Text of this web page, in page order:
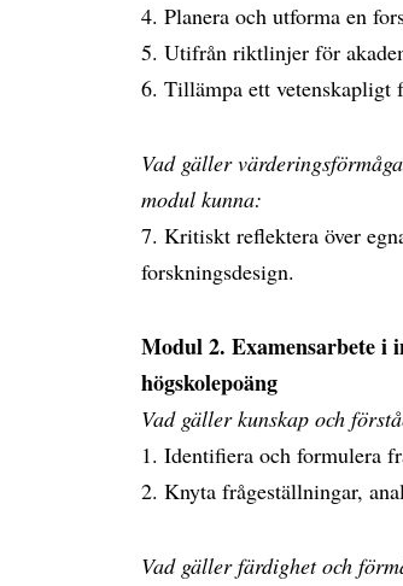
4. Planera och utforma en
5. Utifrån riktlinjer för
6. Tillämpa ett vetenskapligt
Vad gäller
modul kunna:
7. Kritiskt reflektera över
forskningsdesign.
Modul 2. Examensarbete i
högskolepoäng
Vad gäller kunskap och
1. Identifiera och formulera
2. Knyta frågeställningar,
Vad gäller färdighet och